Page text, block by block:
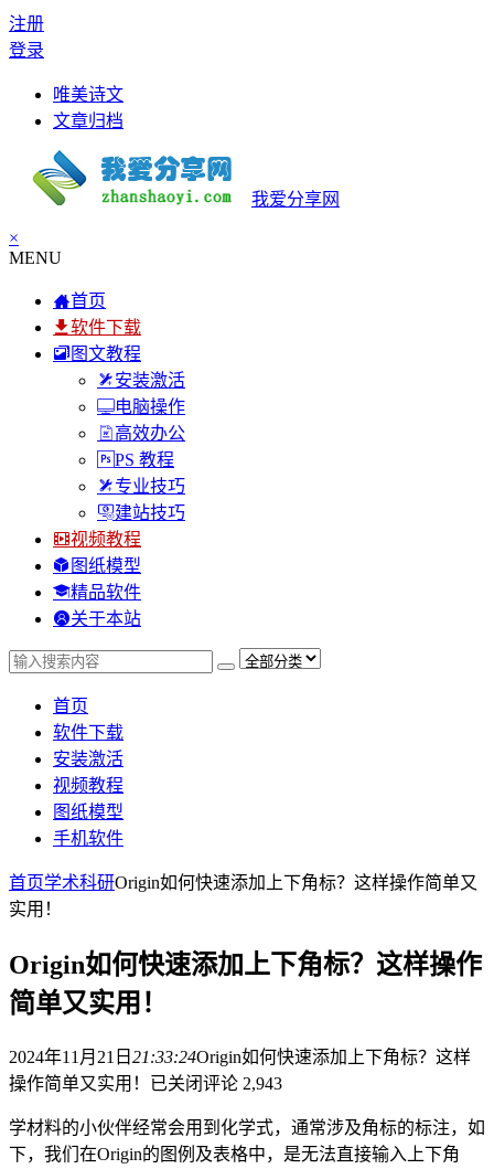
注册
登录
唯美诗文
文章归档
我爱分享网
×
MENU
首页
软件下载
图文教程
安装激活
电脑操作
高效办公
PS 教程
专业技巧
建站技巧
视频教程
图纸模型
精品软件
关于本站
首页
软件下载
安装激活
视频教程
图纸模型
手机软件
首页学术科研Origin如何快速添加上下角标？这样操作简单又
实用！
Origin如何快速添加上下角标？这样操作
简单又实用！
2024年11月21日 21:33:24Origin如何快速添加上下角标？这样
操作简单又实用！ 已关闭评论 2,943
学材料的小伙伴经常会用到化学式，通常涉及角标的标注，如
下，我们在Origin的图例及表格中，是无法直接输入上下角